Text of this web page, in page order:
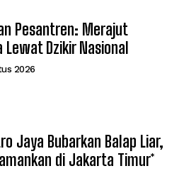
Pesantren: Merajut
Lewat Dzikir Nasional
2026
Jaya Bubarkan Balap Liar,
di Jakarta Timur*